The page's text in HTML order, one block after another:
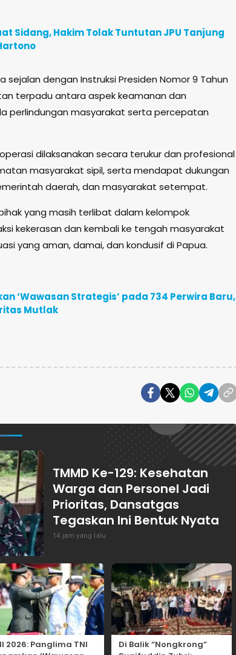
Sidang, Hakim Tolak Tuntutan JPU Tanjung
dengan Instruksi Presiden Nomor 9 Tahun
terpadu antara aspek keamanan dan
perlindungan masyarakat serta percepatan
dilaksanakan secara terukur dan profesional
masyarakat sipil, serta mendapat dukungan
daerah, dan masyarakat setempat.
yang masih terlibat dalam kelompok
kekerasan dan kembali ke tengah masyarakat
yang aman, damai, dan kondusif di Papua.
‘Wawasan Strategis’ pada 734 Perwira Baru,
Mutlak
TMMD Ke-129: Kesehatan
Warga dan Personel Jadi
Prioritas, Dansatgas
Tegaskan Ini Bentuk Nyata
Kemanunggalan
14 jam yang lalu
2026: Panglima TNI
Di Balik “Nongkrong”